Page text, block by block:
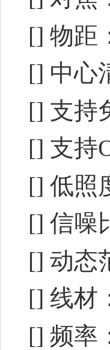
[] 物距
[] 中心
[] 支持
[] 支持
[] 低照
[] 信噪
[] 动态
[] 线材
[] 频率